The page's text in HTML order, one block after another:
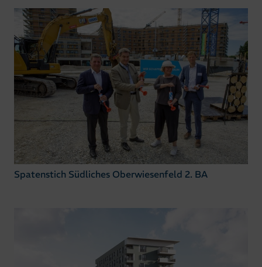
Spatenstich Südliches Oberwiesenfeld 2. BA